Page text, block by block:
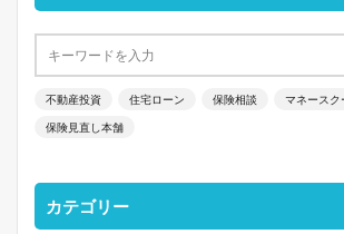
不動産投資 住宅ローン 保険相談 マネースク
保険見直し本舗
カテゴリー